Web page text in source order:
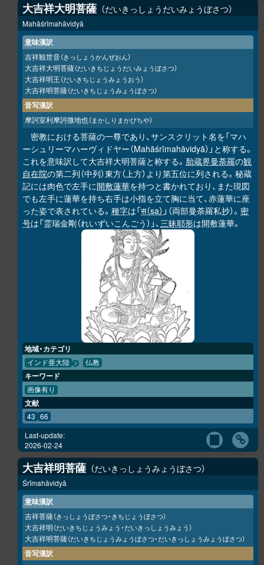
大吉祥大明菩薩 だいきっしょうだいみょうぼさつ
Mahāśrīmahāvidyā
意味漢訳
吉祥観世音（きっしょうかんぜおん）
大吉祥大明菩薩（だいきちじょうだいみょうぼさつ）
大吉祥明王（だいきちじょうみょうおう）
大吉祥明菩薩（だいきちじょうみょうぼさつ）
音写漢訳
摩訶室利摩訶微地也（まかしりまかびちや）
密教における菩薩の一尊であり、サンスクリット名を「マハ
ーシュリーマハーヴィドヤー（Mahāśrīmahāvidyā）」と称する。
これを意味訳して大吉祥大明菩薩と称する。 胎蔵界曼荼羅の観
自在院の第二列（中列）東方（上方）より第五位に列される。秘蔵
記には肉色で左手に開敷蓮華を持つと書かれており、また現図
でも左手に蓮華を持ち右手は小指を立て胸に当て、赤蓮華に座
った姿で表されている。 種字は「स（sa） 」（両部曼荼羅私抄）。 密
号は「霊瑞金剛（れいずいこんごう）」、三昧耶形は開敷蓮華。
地域・カテゴリ
インド亜大陸 仏教
キーワード
画像有り
文献
43 66
Last-update:
2026-02-24
大吉祥明菩薩 だいきっしょうみょうぼさつ
Śrīmahāvidyā
意味漢訳
吉祥菩薩（きっしょうぼさつ・きちじょうぼさつ）
大吉祥明（だいきちじょうみょう・だいきっしょうみょう）
大吉祥明菩薩（だいきちじょうみょうぼさつ・だいきっしょうみょうぼさつ）
音写漢訳